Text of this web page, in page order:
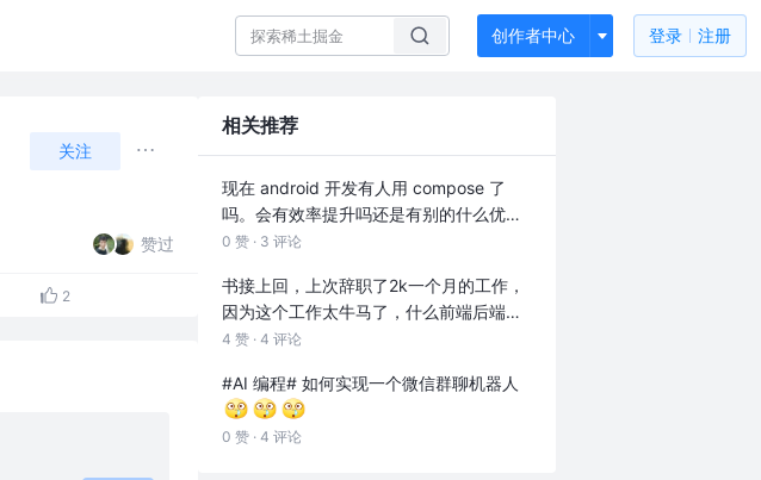
创作者中心 登录 注册
关注
赞过
2
相关推荐
现在 android 开发有人用 compose 了
吗。会有效率提升吗还是有别的什么优
势？
0 赞 · 3 评论
书接上回，上次辞职了2k一个月的工作，
因为这个工作太牛马了，什么前端后端小
程序UI设计甚至3dmax都要我干，所以辞
的，不知道是开心还是难过，一个月干下
来到手就七八百，好在学了一点东西，学
了三个月左右后又换新的公司。新的实习
4 赞 · 4 评论
#AI 编程# 如何实现一个微信群聊机器人
0 赞 · 4 评论